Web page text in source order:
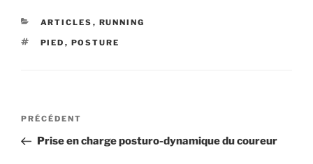
e
b
o
d
l
g
CATÉGORIES
ARTICLES , RUNNING
ÉTIQUETTES
PIED , POSTURE
Navigation
l’article
Article
précédent
PRÉCÉDENT
Prise en charge posturo-dynamique du coureur